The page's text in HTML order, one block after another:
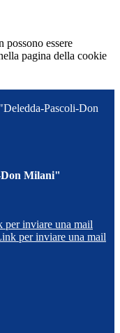
possono essere
pagina della cookie
Pascoli-Don
Don Milani"
per inviare una mail
per inviare una mail